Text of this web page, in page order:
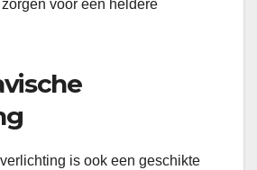
voor een heldere
is ook een geschikte